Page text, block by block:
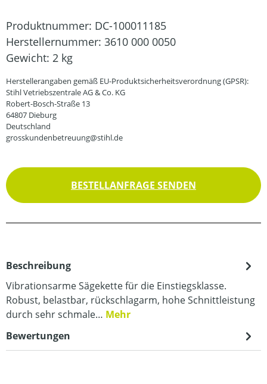
Produktnummer: DC-100011185
Herstellernummer: 3610 000 0050
Gewicht: 2 kg
Herstellerangaben gemäß EU-Produktsicherheitsverordnung (GPSR):
Stihl Vetriebszentrale AG & Co. KG
Robert-Bosch-Straße 13
64807 Dieburg
Deutschland
grosskundenbetreuung@stihl.de
BESTELLANFRAGE SENDEN
Beschreibung
Vibrationsarme Sägekette für die Einstiegsklasse.
Robust, belastbar, rückschlagarm, hohe Schnittleistung
durch sehr schmale… Mehr
Bewertungen